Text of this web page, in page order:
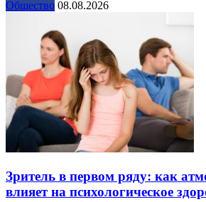
Общество 08.08.2026
Зритель в первом ряду: как
влияет на психологическое